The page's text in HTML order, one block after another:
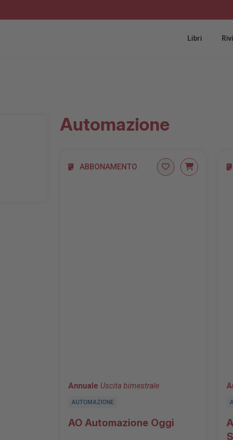
Libri
Automazione
ABBONAMENTO
Annuale Uscita bimestrale
AUTOMAZIONE
AO Automazione Oggi